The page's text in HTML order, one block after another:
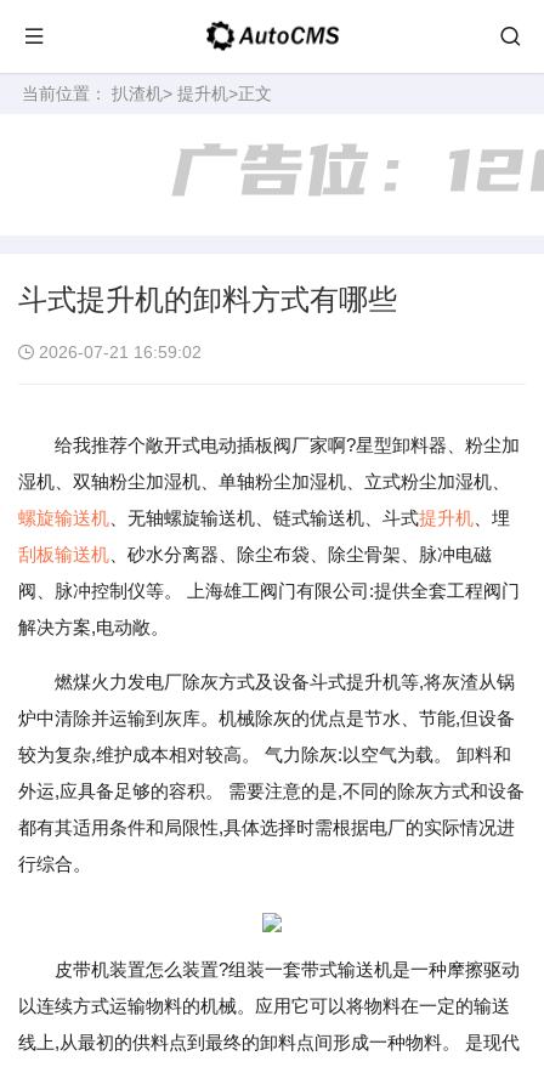
当前位置： 扒渣机> 提升机>正文
斗式提升机的卸料方式有哪些
2026-07-21 16:59:02
给我推荐个敞开式电动插板阀厂家啊?星型卸料器、粉尘加
湿机、双轴粉尘加湿机、单轴粉尘加湿机、立式粉尘加湿机、
螺旋输送机 、无轴螺旋输送机、链式输送机、斗式提升机 、埋
刮板输送机 、砂水分离器、除尘布袋、除尘骨架、脉冲电磁
阀、脉冲控制仪等。 上海雄工阀门有限公司:提供全套工程阀门
解决方案,电动敞。
燃煤火力发电厂除灰方式及设备斗式提升机等,将灰渣从锅
炉中清除并运输到灰库。机械除灰的优点是节水、节能,但设备
较为复杂,维护成本相对较高。 气力除灰:以空气为载。 卸料和
外运,应具备足够的容积。 需要注意的是,不同的除灰方式和设备
都有其适用条件和局限性,具体选择时需根据电厂的实际情况进
行综合。
皮带机装置怎么装置?组装一套带式输送机是一种摩擦驱动
以连续方式运输物料的机械。应用它可以将物料在一定的输送
线上,从最初的供料点到最终的卸料点间形成一种物料。 是现代